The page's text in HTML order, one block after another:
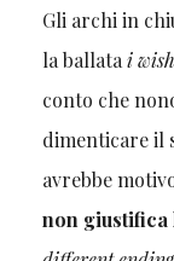
Gli archi in
la ballatai
conto che
dimenticare il
avrebbe
non giustifica